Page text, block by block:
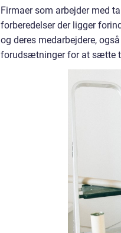
Firmaer som arbejder med
forberedelser der ligger
og deres medarbejdere,
forudsætninger for at sætte